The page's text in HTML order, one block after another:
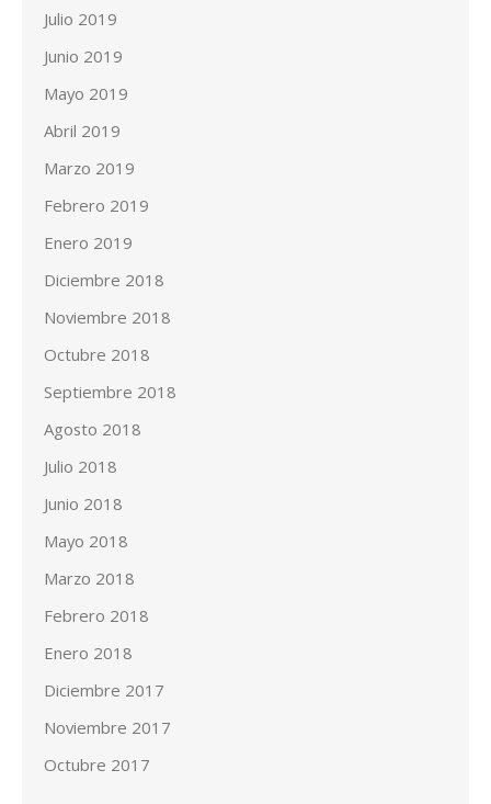
Julio 2019
Junio 2019
Mayo 2019
Abril 2019
Marzo 2019
Febrero 2019
Enero 2019
Diciembre 2018
Noviembre 2018
Octubre 2018
Septiembre 2018
Agosto 2018
Julio 2018
Junio 2018
Mayo 2018
Marzo 2018
Febrero 2018
Enero 2018
Diciembre 2017
Noviembre 2017
Octubre 2017